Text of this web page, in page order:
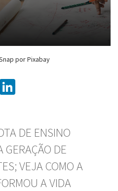
por Pixabay
Bluesky
DE ENSINO
DE
VEJA COMO A
A VIDA